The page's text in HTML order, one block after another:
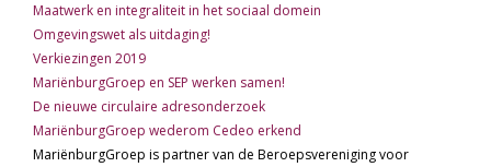
Maatwerk en integraliteit in het sociaal domein
Omgevingswet als uitdaging!
Verkiezingen 2019
MariënburgGroep en SEP werken samen!
De nieuwe circulaire adresonderzoek
MariënburgGroep wederom Cedeo erkend
MariënburgGroep is partner van de Beroepsvereniging voor